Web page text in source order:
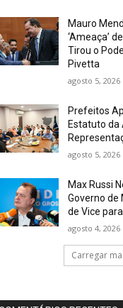
Mauro
‘Ameaça’
Tirou o
Pivetta
agosto 5, 2026
Prefeitos
Estatuto da
agosto 5, 2026
Max Russi
Governo de
de Vice
agosto 4, 2026
Carregar